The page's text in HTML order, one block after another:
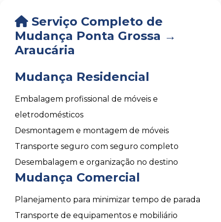
Serviço Completo de
Mudança Ponta Grossa →
Araucária
Mudança Residencial
Embalagem profissional de móveis e
eletrodomésticos
Desmontagem e montagem de móveis
Transporte seguro com seguro completo
Desembalagem e organização no destino
Mudança Comercial
Planejamento para minimizar tempo de parada
Transporte de equipamentos e mobiliário